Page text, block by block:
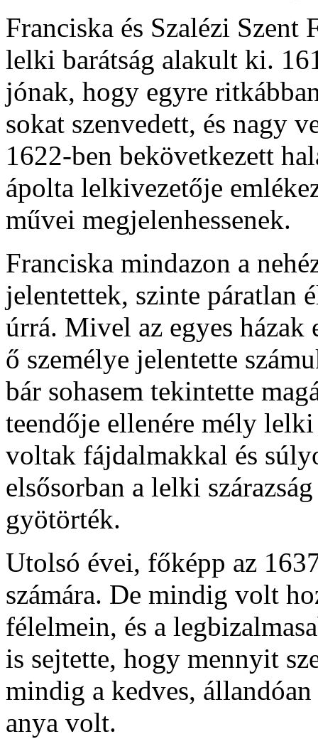
Franciska és Szalézi Szent
lelki barátság alakult ki.
jónak, hogy egyre
sokat szenvedett, és nagy
1622-ben bekövetkezett
ápolta lelkivezetője
művei megjelenhessenek.
Franciska mindazon a
jelentettek, szinte páratlan
úrrá. Mivel az egyes
ő személye jelentette
bár sohasem tekintette
teendője ellenére mély
voltak fájdalmakkal és
elsősorban a lelki
gyötörték.
Utolsó évei, főképp az
számára. De mindig volt
félelmein, és a
is sejtette, hogy mennyit
mindig a kedves,
anya volt.